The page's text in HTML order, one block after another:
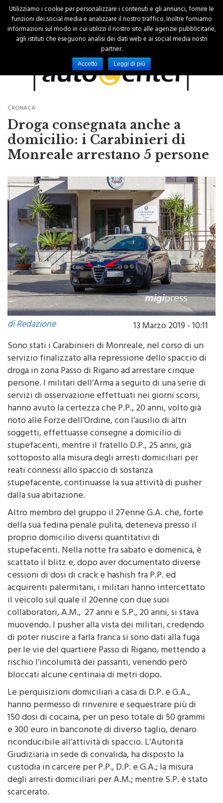
CRONACA
Droga consegnata anche a
domicilio: i Carabinieri di
di Redazione
13 Marzo 2019 - 10:11
Sono stati i Carabinieri di Monreale, nel corso di un
servizio finalizzato alla repressione dello spaccio di
droga in zona Passo di Rigano ad arrestare cinque
persone. I militari dell’Arma a seguito di una serie di
servizi di osservazione effettuati nei giorni scorsi,
hanno avuto la certezza che P.P., 20 anni, volto già
noto alle Forze dell’Ordine, con l’ausilio di altri
soggetti, effettuasse consegne a domicilio di
stupefacenti, mentre il fratello D.P., 25 anni, già
sottoposto alla misura degli arresti domiciliari per
reati connessi allo spaccio di sostanza
stupefacente, continuasse la sua attività di pusher
dalla sua abitazione.
Altro membro del gruppo il 27enne G.A. che, forte
della sua fedina penale pulita, deteneva presso il
proprio domicilio diversi quantitativi di
stupefacenti. Nella notte fra sabato e domenica, è
scattato il blitz e, dopo aver documentato diverse
cessioni di dosi di crack e hashish fra P.P. ed
acquirenti palermitani, i militari hanno intercettato
il veicolo sul quale il 20enne con due suoi
collaboratori, A.M., 27 anni e S.P., 20 anni, si stava
muovendo. I pusher alla vista dei militari, credendo
di poter riuscire a farla franca si sono dati alla fuga
per le vie del quartiere Passo di Rigano, mettendo a
rischio l’incolumità dei passanti, venendo però
bloccati alcune centinaia di metri dopo.
Le perquisizioni domiciliari a casa di D.P. e G.A.,
hanno permesso di rinvenire e sequestrare più di
150 dosi di cocaina, per un peso totale di 50 grammi
e 300 euro in banconote di diverso taglio, denaro
riconducibile all’attività di spaccio. L’Autorità
Giudiziaria in sede di convalida, ha disposto la
custodia in carcere per P.P., D.P. e G.A.; la misura
degli arresti domiciliari per A.M.; mentre S.P. è stato
Utilizziamo i cookie per personalizzare i contenuti e gli annunci, fornire le
funzioni dei social media e analizzare il nostro traffico. Inoltre forniamo
informazioni sul modo in cui utilizzi il nostro sito alle agenzie pubblicitarie,
agli istituti che eseguono analisi dei dati web e ai social media nostri
partner.
Accetto Leggi di più